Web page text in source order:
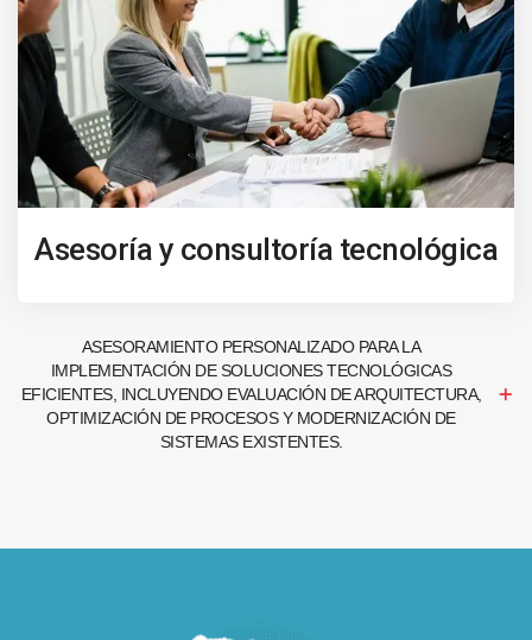
Asesoría y consultoría tecnológica
ASESORAMIENTO PERSONALIZADO PARA LA
IMPLEMENTACIÓN DE SOLUCIONES TECNOLÓGICAS
EFICIENTES, INCLUYENDO EVALUACIÓN DE ARQUITECTURA,
OPTIMIZACIÓN DE PROCESOS Y MODERNIZACIÓN DE
SISTEMAS EXISTENTES.